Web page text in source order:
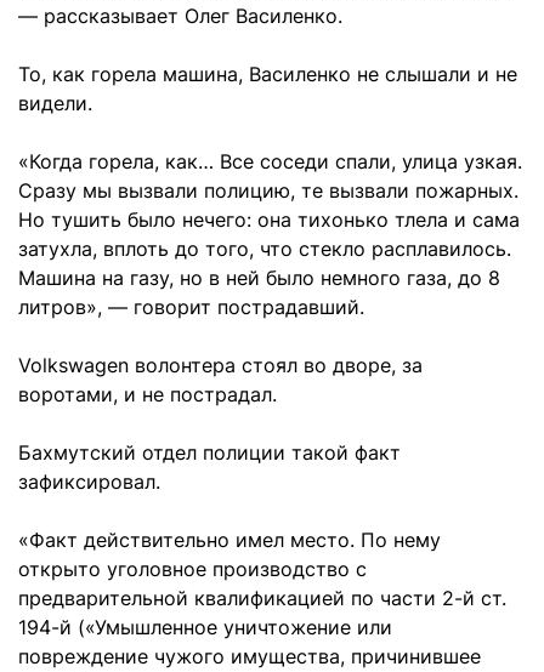
— рассказывает Олег Василенко.
То, как горела машина, Василенко не слышали и не
видели.
«Когда горела, как… Все соседи спали, улица узкая.
Сразу мы вызвали полицию, те вызвали пожарных.
Но тушить было нечего: она тихонько тлела и сама
затухла, вплоть до того, что стекло расплавилось.
Машина на газу, но в ней было немного газа, до 8
литров», — говорит пострадавший.
Volkswagen волонтера стоял во дворе, за
воротами, и не пострадал.
Бахмутский отдел полиции такой факт
зафиксировал.
«Факт действительно имел место. По нему
открыто уголовное производство с
предварительной квалификацией по части 2-й ст.
194-й («Умышленное уничтожение или
повреждение чужого имущества, причинившее